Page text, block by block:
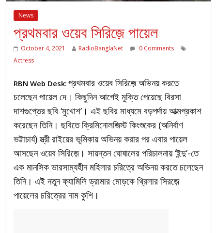
News
প্রথমবার ওয়েব সিরিজ়ে পায়েল
October 4, 2021 RadioBanglaNet
0 Comments
Actress
RBN Web Desk:প্রথমবার ওয়েব সিরিজ়ে অভিনয় করতে
চলেছেন পায়েল দে। কিছুদিন আগেই মুক্তি পেয়েছে বিরসা
দাশগুপ্তের ছবি ‘মুখোশ’। এই ছবির মাধ্যমে বড়পর্দায় আত্মপ্রকাশ
করেছেন তিনি। ছবিতে ক্রিমিনোলজিস্ট কিংশুকের (অনির্বাণ
ভট্টাচার্য) স্ত্রী রাইয়ের ভূমিকায় অভিনয় করার পর এবার পায়েল
আসছেন ওয়েব সিরিজ়ে। সায়ন্তন ঘোষালের পরিচালনায় ‘ইন্দু’-তে
এক মানসিক ভারসাম্যহীন মহিলার চরিত্রে অভিনয় করতে চলেছেন
তিনি। এই নতুন ফ্যামিলি ড্রামার মোড়কে থ্রিলার সিরজ়ে
পায়েলের চরিত্রের নাম কুশি।